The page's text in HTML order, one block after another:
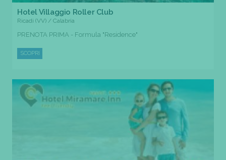
Hotel Villaggio Roller Club
Ricadi (VV) / Calabria
PRENOTA PRIMA - Formula "Residence"
SCOPRI